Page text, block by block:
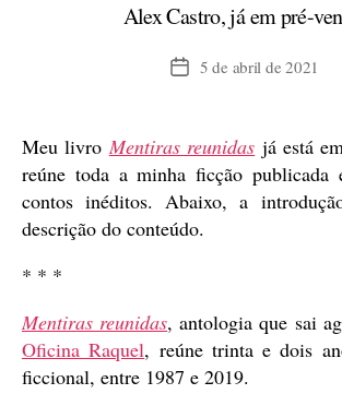
Alex Castro, já em pré-
Data5 de abril de 2021
Meu livro Mentiras reunidas já está
reúne toda a minha ficção publicada
contos inéditos. Abaixo, a
descrição do conteúdo.
* * *
Mentiras reunidas, antologia que sai
Oficina Raquel, reúne trinta e dois
ficcional, entre 1987 e 2019.